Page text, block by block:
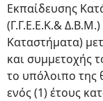
Εκπαίδευσης
(Γ.Γ.Ε.Ε.Κ.&
Καταστήματα)
και συμμετοχής
το υπόλοιπο της
ενός (1) έτους